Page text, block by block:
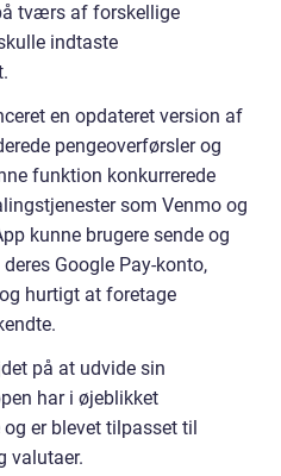
tværs af forskellige
indtaste
en opdateret version af
pengeoverførsler og
funktion konkurrerede
som Venmo og
kunne brugere sende og
Google Pay-konto,
hurtigt at foretage
på at udvide sin
har i øjeblikket
er blevet tilpasset til
valutaer.